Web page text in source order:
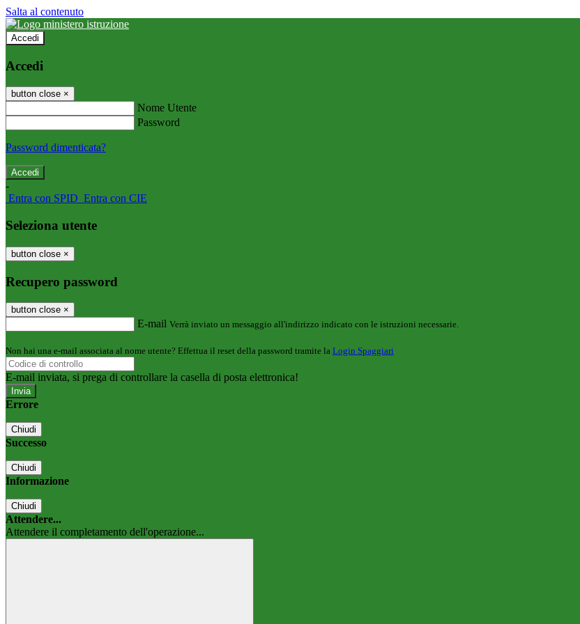
Salta al contenuto
Accedi
Accedi
button close ×
Nome Utente
Password
Password dimenticata?
-
Entra con SPID Entra con CIE
Seleziona utente
button close ×
Recupero password
button close ×
E-mail Verrà inviato un messaggio all'indirizzo indicato con le istruzioni necessarie.
Non hai una e-mail associata al nome utente? Effettua il reset della password tramite la Login Spaggiari
E-mail inviata, si prega di controllare la casella di posta elettronica!
Errore
Chiudi
Successo
Chiudi
Informazione
Chiudi
Attendere...
Attendere il completamento dell'operazione...